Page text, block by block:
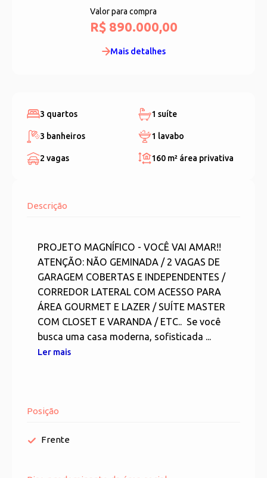
Valor para compra
R$ 890.000,00
Mais detalhes
3 quartos 1 suíte
3 banheiros 1 lavabo
2 vagas 160 m² área privativa
Descrição
PROJETO MAGNÍFICO - VOCÊ VAI AMAR!!
ATENÇÃO: NÃO GEMINADA / 2 VAGAS DE
GARAGEM COBERTAS E INDEPENDENTES /
CORREDOR LATERAL COM ACESSO PARA
ÁREA GOURMET E LAZER / SUÍTE MASTER
COM CLOSET E VARANDA / ETC.. Se você
busca uma casa moderna, sofisticada ...
Ler mais
Posição
Frente